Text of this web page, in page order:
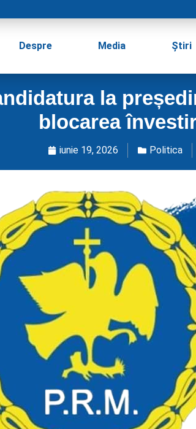
Despre Media Știri
la
blocarea
iunie 19, 2026 Politica